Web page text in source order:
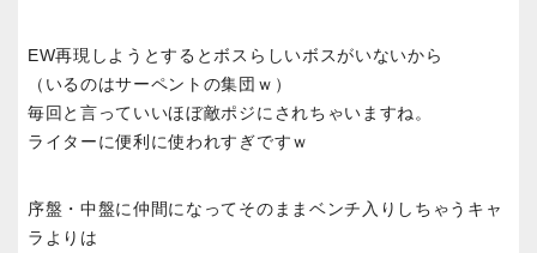
EW再現しようとするとボスらしいボスがいないから
（いるのはサーペントの集団ｗ）
毎回と言っていいほぼ敵ポジにされちゃいますね。
ライターに便利に使われすぎですｗ
序盤・中盤に仲間になってそのままベンチ入りしちゃうキャ
ラよりは